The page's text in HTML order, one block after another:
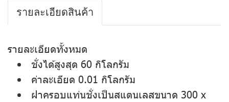
รายละเอียดสินค้า
รายละเอียดทั้งหมด
ชั่งได้สูงสุด 60 กิโลกรัม
ค่าละเอียด 0.01 กิโลกรัม
ฝาครอบแท่นชั่งเป็นสแตนเลสขนาด 300 x